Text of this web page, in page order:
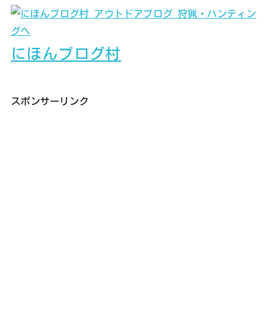
にほんブログ村
スポンサーリンク